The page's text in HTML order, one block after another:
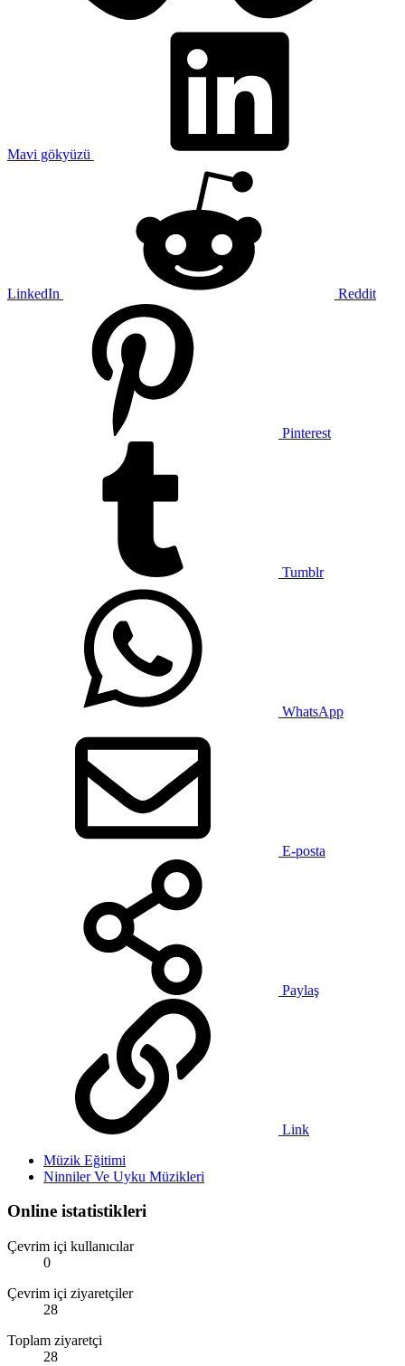
Mavi gökyüzü
LinkedIn Reddit
Pinterest
Tumblr
WhatsApp
E-posta
Paylaş
Link
Müzik Eğitimi
Ninniler Ve Uyku Müzikleri
Online istatistikleri
Çevrim içi kullanıcılar
0
Çevrim içi ziyaretçiler
28
Toplam ziyaretçi
28